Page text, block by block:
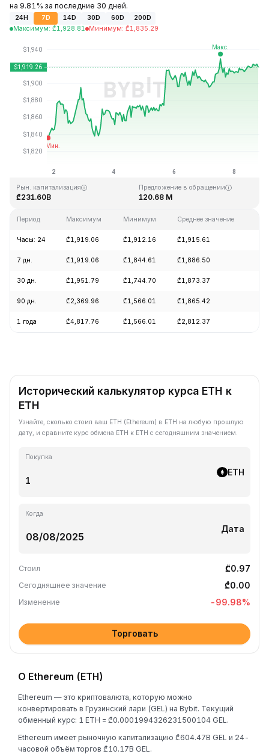
на 9.81% за последние 30 дней.
24H 7D 14D 30D 60D
200D
Максимум: ₾1,928.81 Минимум: ₾1,835.29
Последнее обновление: 18:31 GMT+0 2026-08-08
₾4,946.05 ₾0.432979
Рын. капитализация
₾231.60B
Предложение в обращении
120.68 M
Период Максимум Минимум Среднее значение
Часы: 24 ₾1,919.06 ₾1,912.16 ₾1,915.61
7 дн. ₾1,919.06 ₾1,844.61 ₾1,886.50
30 дн. ₾1,951.79 ₾1,744.70 ₾1,873.37
90 дн. ₾2,369.96 ₾1,566.01 ₾1,865.42
1 года ₾4,817.76 ₾1,566.01 ₾2,812.37
Исторический калькулятор курса ETH к
ETH
Узнайте, сколько стоил ваш ETH (Ethereum) в ETH на любую прошлую
дату, и сравните курс обмена ETH к ETH с сегодняшним значением.
Покупка
ETH
Когда
Дата
Стоил ₾0.97
Сегодняшнее значение ₾0.00
Изменение -99.98%
Торговать
О Ethereum (ETH)
Ethereum — это криптовалюта, которую можно
конвертировать в Грузинский лари (GEL) на Bybit. Текущий
обменный курс: 1 ETH = ₾0.0001994326231500104 GEL.
Ethereum имеет рыночную капитализацию ₾604.47B GEL и 24-
часовой объём торгов ₾10.17B GEL.